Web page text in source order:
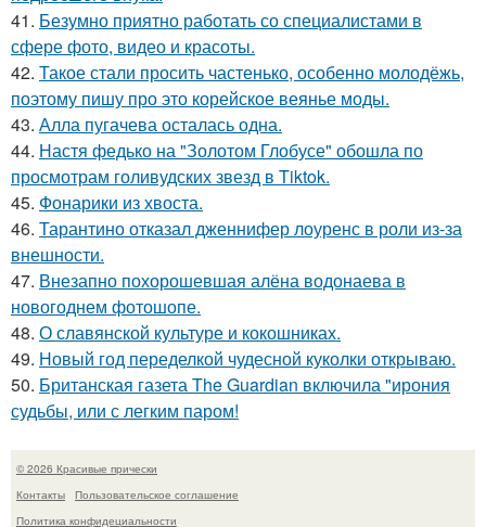
41. Безумно приятно работать со специалистами в
сфере фото, видео и красоты.
42. Такое стали просить частенько, особенно молодёжь,
поэтому пишу про это корейское веянье моды.
43. Алла пугачева осталась одна.
44. Настя федько на "Золотом Глобусе" обошла по
просмотрам голивудских звезд в Tiktok.
45. Фонарики из хвоста.
46. Тарантино отказал дженнифер лоуренс в роли из-за
внешности.
47. Внезапно похорошевшая алёна водонаева в
новогоднем фотошопе.
48. О славянской культуре и кокошниках.
49. Новый год переделкой чудесной куколки открываю.
50. Британская газета The Guardian включила "ирония
судьбы, или с легким паром!
© 2026 Красивые прически
Контакты
Пользовательское соглашение
Политика конфидециальности